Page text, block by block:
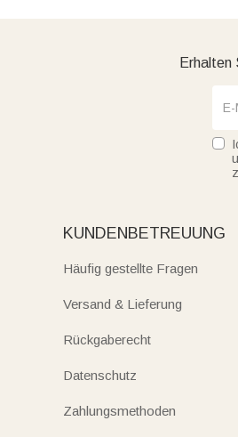
Erhalten
KUNDENBETREUUNG
Häufig gestellte Fragen
Versand & Lieferung
Rückgaberecht
Datenschutz
Zahlungsmethoden